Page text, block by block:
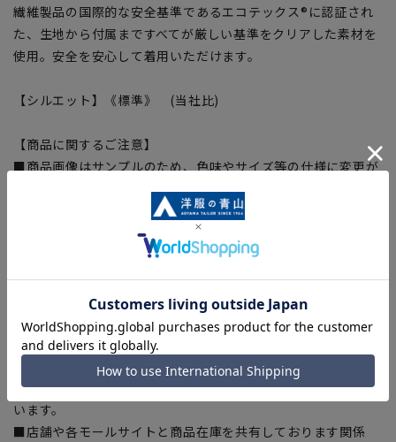
繊維製品の国際的な安全基準であるエコテックス®に認証され
た、生地から付属まですべてが厳しい基準をクリアした素材を
使用。安全を安心して着用いただけます。
【シルエット】《標準》 (当社比)
【商品に関するご注意】
■商品画像はサンプルのため、色味やサイズ等の仕様に変更が
ある場合がございますので、予めご了承ください。
■ゆとり感には個人差があります。サイズ表を確認の上、ご購
入の目安としてご利用ください。
■生地や仕様・デザインにより、着用感や実際のサイズ表に若
干の誤差が生じる場合がございます。予めご了承ください。
■サイズスペックは仕上がりサイズを記載しております。一
部、商品現物におすすめサイズ(ヌードサイズ)を記載している
商品もございます。
■ブラウザやお使いのモニター環境、また撮影時の室内外の光
加減により、実際の商品と掲載画像の色味が異なる場合がござ
います。
■店舗や各モールサイトと商品在庫を共有しております関係